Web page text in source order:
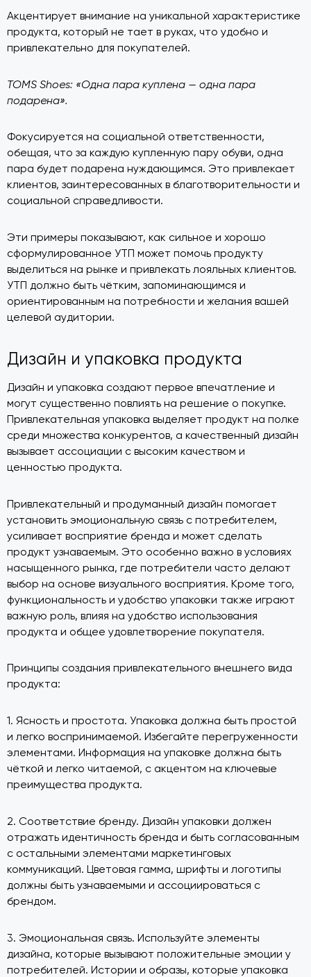
Акцентирует внимание на уникальной характеристике
продукта, который не тает в руках, что удобно и
привлекательно для покупателей.
TOMS Shoes: «Одна пара куплена — одна пара
подарена».
Фокусируется на социальной ответственности,
обещая, что за каждую купленную пару обуви, одна
пара будет подарена нуждающимся. Это привлекает
клиентов, заинтересованных в благотворительности и
социальной справедливости.
Эти примеры показывают, как сильное и хорошо
сформулированное УТП может помочь продукту
выделиться на рынке и привлекать лояльных клиентов.
УТП должно быть чётким, запоминающимся и
ориентированным на потребности и желания вашей
целевой аудитории.
Дизайн и упаковка продукта
Дизайн и упаковка создают первое впечатление и
могут существенно повлиять на решение о покупке.
Привлекательная упаковка выделяет продукт на полке
среди множества конкурентов, а качественный дизайн
вызывает ассоциации с высоким качеством и
ценностью продукта.
Привлекательный и продуманный дизайн помогает
установить эмоциональную связь с потребителем,
усиливает восприятие бренда и может сделать
продукт узнаваемым. Это особенно важно в условиях
насыщенного рынка, где потребители часто делают
выбор на основе визуального восприятия. Кроме того,
функциональность и удобство упаковки также играют
важную роль, влияя на удобство использования
продукта и общее удовлетворение покупателя.
Принципы создания привлекательного внешнего вида
продукта:
1. Ясность и простота. Упаковка должна быть простой
и легко воспринимаемой. Избегайте перегруженности
элементами. Информация на упаковке должна быть
чёткой и легко читаемой, с акцентом на ключевые
преимущества продукта.
2. Соответствие бренду. Дизайн упаковки должен
отражать идентичность бренда и быть согласованным
с остальными элементами маркетинговых
коммуникаций. Цветовая гамма, шрифты и логотипы
должны быть узнаваемыми и ассоциироваться с
брендом.
3. Эмоциональная связь. Используйте элементы
дизайна, которые вызывают положительные эмоции у
потребителей. Истории и образы, которые упаковка